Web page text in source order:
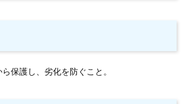
保護し、劣化を防ぐこと。